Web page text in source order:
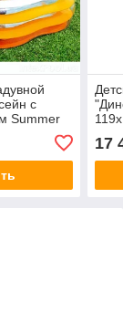
с
Summer
17